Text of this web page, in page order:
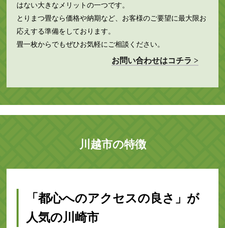
はない大きなメリットの一つです。
とりまつ畳なら価格や納期など、お客様のご要望に最大限お
応えする準備をしております。
畳一枚からでもぜひお気軽にご相談ください。
お問い合わせはコチラ >
川越市の特徴
「都心へのアクセスの良さ」が
人気の川崎市